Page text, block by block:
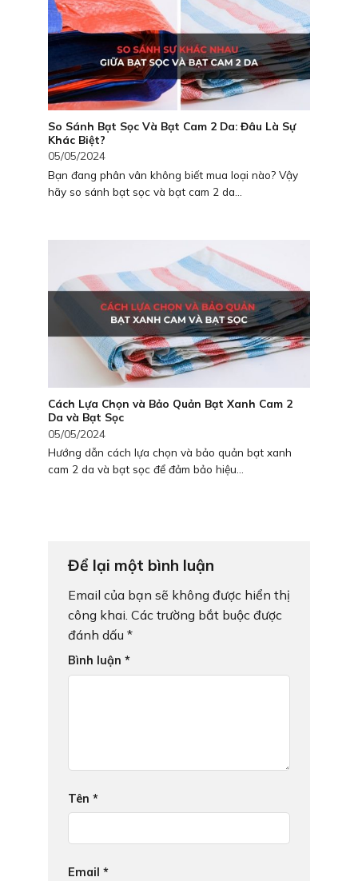
So Sánh Bạt Sọc Và Bạt Cam 2 Da: Đâu Là Sự
Khác Biệt?
05/05/2024
Bạn đang phân vân không biết mua loại nào? Vậy
hãy so sánh bạt sọc và bạt cam 2 da...
Cách Lựa Chọn và Bảo Quản Bạt Xanh Cam 2
Da và Bạt Sọc
05/05/2024
Hướng dẫn cách lựa chọn và bảo quản bạt xanh
cam 2 da và bạt sọc để đảm bảo hiệu...
Để lại một bình luận
Email của bạn sẽ không được hiển thị
công khai. Các trường bắt buộc được
đánh dấu *
Bình luận *
Tên *
Email *